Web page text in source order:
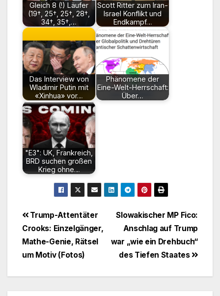
Gleich 8 (!) Läufer
(19†, 25†, 25†, 28†,
34†, 35†,…
Scott Ritter zum Iran-
Israel Konflikt und
Endkampf…
Das Interview von
Wladimir Putin mit
«Xinhua» vor…
Phänomene der
Eine-Welt-Herrschaft:
Über…
"E3": UK, Frankreich,
BRD suchen großen
Krieg ohne…
Beitragsnavigation
Slowakischer MP Fico:
Anschlag auf Trump
war „wie ein Drehbuch“
des Tiefen Staates
Trump-Attentäter
Crooks: Einzelgänger,
Mathe-Genie, Rätsel
um Motiv (Fotos)